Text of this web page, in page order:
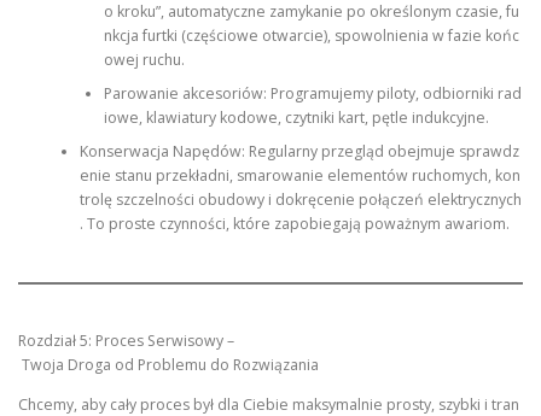
o kroku”, automatyczne zamykanie po określonym czasie, fu
nkcja furtki (częściowe otwarcie), spowolnienia w fazie końc
owej ruchu.
Parowanie akcesoriów: Programujemy piloty, odbiorniki rad
iowe, klawiatury kodowe, czytniki kart, pętle indukcyjne.
Konserwacja Napędów: Regularny przegląd obejmuje sprawdz
enie stanu przekładni, smarowanie elementów ruchomych, kon
trolę szczelności obudowy i dokręcenie połączeń elektrycznych
. To proste czynności, które zapobiegają poważnym awariom.
Rozdział 5: Proces Serwisowy –
Twoja Droga od Problemu do Rozwiązania
Chcemy, aby cały proces był dla Ciebie maksymalnie prosty, szybki i tran